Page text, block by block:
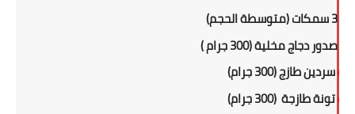
صدور دجاج مخلية (300 جرام )
أوسردين طازج (300 جرام)
أوتونة طازجة (300 جرام)